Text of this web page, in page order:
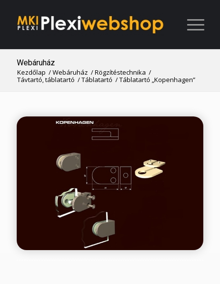
Webáruház
Kezdőlap /Webáruház /Rögzítéstechnika /
Távtartó, táblatartó /Táblatartó /Táblatartó „Kopenhagen”